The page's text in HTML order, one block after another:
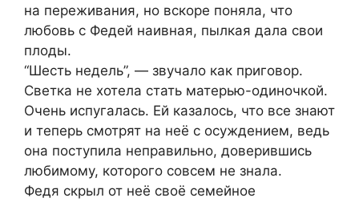
на переживания, но вскоре поняла, что
любовь с Федей наивная, пылкая дала свои
плоды.
“Шесть недель”, — звучало как приговор.
Светка не хотела стать матерью-одиночкой.
Очень испугалась. Ей казалось, что все знают
и теперь смотрят на неё с осуждением, ведь
она поступила неправильно, доверившись
любимому, которого совсем не знала.
Федя скрыл от неё своё семейное